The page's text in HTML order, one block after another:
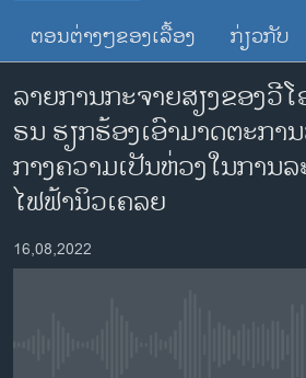
ໄປ
ຊອກ
ຄົ້ນ
ອາເມຣິກາ
ການເລືອກຕັ້ງ ປະທານາທີບໍດີ ສະຫະລັດ
ຂ່າວ​ຈີນ
ໂລກ
ເອເຊຍ
ອິດສະຫຼະພາບດ້ານການຂ່າວ
ຊີວິດຊາວລາວ
ຈອງພັອດແຄັສ
YouTube
ຕອນຕ່າງໆຂອງເລື້ອງ ກ່ຽວກັບ
ລາຍການກະຈາຍສຽງຂອງວີໂ
ຣນ ຮຽກ​ຮ້ອງເອົາມາດ​ຕະ​ກ
ກາງ​ຄວາມ​ເປັນ​ຫ່ວງໃນການ​
ໄຟ​ຟ້າ​ນິວ​ເຄ​ລຍ
16,08,2022